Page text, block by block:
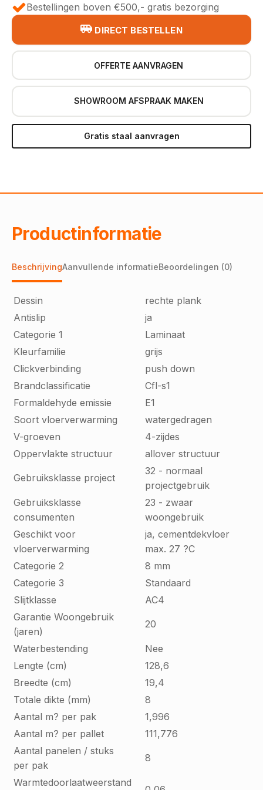
Bestellingen boven €500,- gratis bezorging
DIRECT BESTELLEN
OFFERTE AANVRAGEN
SHOWROOM AFSPRAAK MAKEN
Gratis staal aanvragen
Productinformatie
BeschrijvingAanvullende informatieBeoordelingen (0)
Dessin
rechte plank
Antislip
ja
Categorie 1
Laminaat
Kleurfamilie
grijs
Clickverbinding
push down
Brandclassificatie
Cfl-s1
Formaldehyde emissie
E1
Soort vloerverwarming
watergedragen
V-groeven
4-zijdes
Oppervlakte structuur
allover structuur
Gebruiksklasse project
32 - normaal
projectgebruik
Gebruiksklasse
consumenten
23 - zwaar
woongebruik
Geschikt voor
vloerverwarming
ja, cementdekvloer
max. 27 ?C
Categorie 2
8 mm
Categorie 3
Standaard
Slijtklasse
AC4
Garantie Woongebruik
(jaren)
20
Waterbestending
Nee
Lengte (cm)
128,6
Breedte (cm)
19,4
Totale dikte (mm)
8
Aantal m? per pak
1,996
Aantal m? per pallet
111,776
Aantal panelen / stuks
per pak
8
Warmtedoorlaatweerstand